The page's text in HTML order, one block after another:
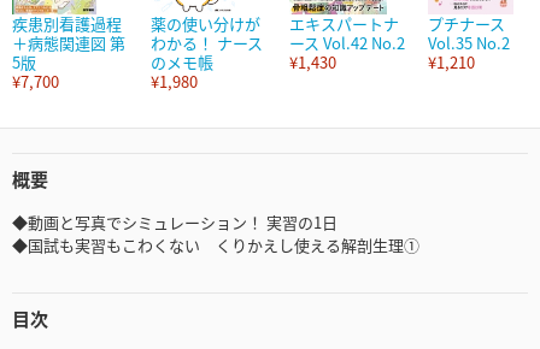
疾患別看護過程
＋病態関連図 第
5版
¥7,700
薬の使い分けが
わかる！ ナース
のメモ帳
¥1,980
エキスパートナ
ース Vol.42 No.2
¥1,430
プチナース
Vol.35 No.2
¥1,210
概要
◆動画と写真でシミュレーション！ 実習の1日
◆国試も実習もこわくない くりかえし使える解剖生理①
目次